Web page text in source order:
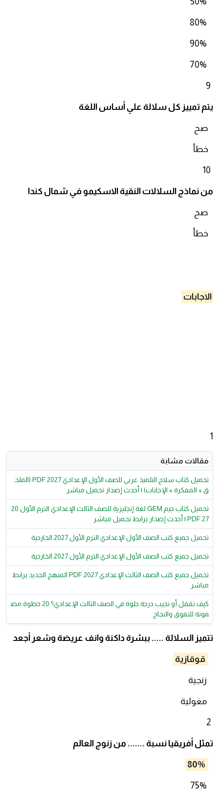
9
يتم تمييز كل سلالة علي أساس اللغة
صح
خطأ
10
من نماذج السلالات النقية الاسكيمو في شمال كندا
صح
خطأ
الاجابات
1
مقالات مشابة
تحميل كتاب سلاح التلميذ عربي للصف الأول الإعدادي 2027 PDF (الملح
ق + المفكرة + الإجابات) | أحدث إصدار تحميل مباشر
تحميل كتاب جيم GEM لغة إنجليزية للصف الثالث الإعدادي الترم الأول 20
27 PDF | أحدث إصدار برابط تحميل مباشر
تحميل جميع كتب الصف الأول الإعدادي الترم الأول 2027 الخارجية
تحميل جميع كتب الصف الأول الإعدادي الترم الأول 2027 الخارجية
تحميل جميع كتب الصف الثالث الإعدادي 2027 PDF المنهج الجديد برابط
مباشر
كيف تقفل أو تجيب درجة حلوة في الصف الثالث الإعدادي؟ 20 خطوة مض
مونة للتفوق والنجاح
تتميز السلالة ..... ببشرة داكنة وانف عريضة وشعر أجعد
قوقازية
زنجية
مغولية
2
تمثل أفريقيا نسبة ....... من زنوج العالم